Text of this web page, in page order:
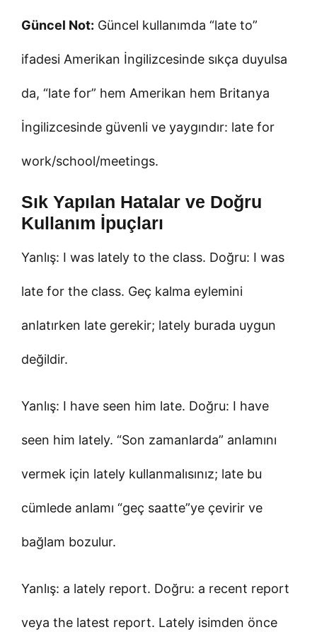
Güncel Not: Güncel kullanımda “late to”
ifadesi Amerikan İngilizcesinde sıkça duyulsa
da, “late for” hem Amerikan hem Britanya
İngilizcesinde güvenli ve yaygındır: late for
work/school/meetings.
Sık Yapılan Hatalar ve Doğru
Kullanım İpuçları
Yanlış: I was lately to the class. Doğru: I was
late for the class. Geç kalma eylemini
anlatırken late gerekir; lately burada uygun
değildir.
Yanlış: I have seen him late. Doğru: I have
seen him lately. “Son zamanlarda” anlamını
vermek için lately kullanmalısınız; late bu
cümlede anlamı “geç saatte”ye çevirir ve
bağlam bozulur.
Yanlış: a lately report. Doğru: a recent report
veya the latest report. Lately isimden önce